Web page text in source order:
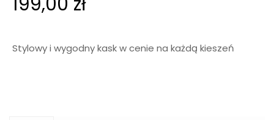
Stylowy i wygodny kask w cenie na każdą kieszeń